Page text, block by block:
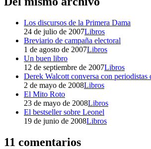
Los discursos de la Primera Dama
24 de julio de 2007Libros
Breviario de campaña electoral
1 de agosto de 2007Libros
Un buen libro
12 de septiembre de 2007Libros
Derek Walcott conversa con
2 de mayo de 2008Libros
El Mito Roto
23 de mayo de 2008Libros
El bestseller sobre Leonel
19 de junio de 2008Libros
11 comentarios